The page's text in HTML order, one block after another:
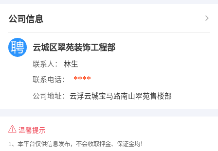
公司信息
云城区翠苑装饰工程部
联系人： 林生
联系电话： ****
公司地址： 云浮云城宝马路南山翠苑售楼部
温馨提示
1、本平台仅供信息发布，不会收取押金、保证金均！